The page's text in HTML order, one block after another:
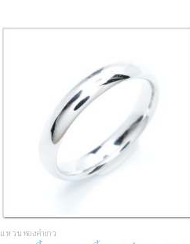
แหวนทองคำขาว